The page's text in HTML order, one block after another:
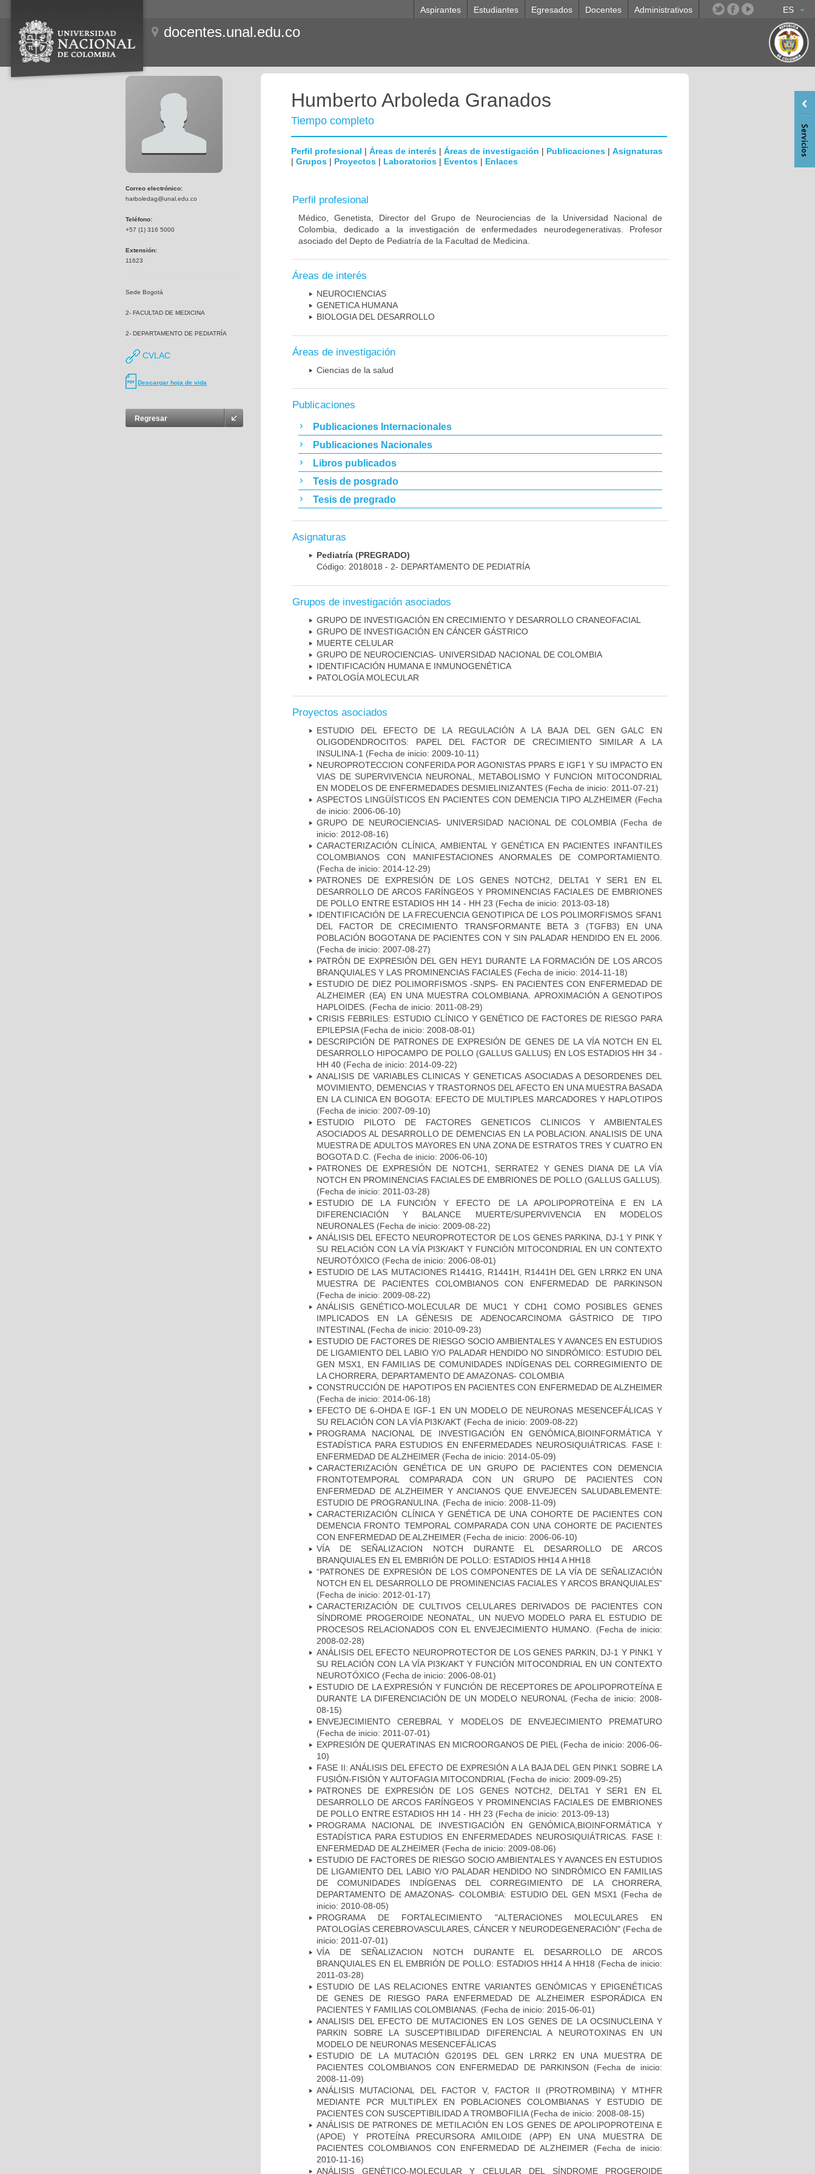
ES
Aspirantes Estudiantes Egresados Docentes Administrativos
docentes.unal.edu.co
Correo electrónico:
harboledag@unal.edu.co
Teléfono:
+57 (1) 316 5000
Extensión:
11623
Sede Bogotá
2- FACULTAD DE MEDICINA
2- DEPARTAMENTO DE PEDIATRÍA
CVLAC
Descargar hoja de vida
Regresar
Humberto Arboleda Granados
Tiempo completo
Perfil profesional | Áreas de interés | Áreas de investigación | Publicaciones | Asignaturas
| Grupos | Proyectos | Laboratorios | Eventos | Enlaces
Perfil profesional
Médico, Genetista, Director del Grupo de Neurociencias de la Universidad Nacional de
Colombia, dedicado a la investigación de enfermedades neurodegenerativas. Profesor
asociado del Depto de Pediatría de la Facultad de Medicina.
Áreas de interés
NEUROCIENCIAS
GENETICA HUMANA
BIOLOGIA DEL DESARROLLO
Áreas de investigación
Ciencias de la salud
Publicaciones
Publicaciones Internacionales
Publicaciones Nacionales
Libros publicados
Tesis de posgrado
Tesis de pregrado
Asignaturas
Pediatría (PREGRADO)
Código: 2018018 - 2- DEPARTAMENTO DE PEDIATRÍA
Grupos de investigación asociados
GRUPO DE INVESTIGACIÓN EN CRECIMIENTO Y DESARROLLO CRANEOFACIAL
GRUPO DE INVESTIGACIÓN EN CÁNCER GÁSTRICO
MUERTE CELULAR
GRUPO DE NEUROCIENCIAS- UNIVERSIDAD NACIONAL DE COLOMBIA
IDENTIFICACIÓN HUMANA E INMUNOGENÉTICA
PATOLOGÍA MOLECULAR
Proyectos asociados
ESTUDIO DEL EFECTO DE LA REGULACIÓN A LA BAJA DEL GEN GALC EN
OLIGODENDROCITOS: PAPEL DEL FACTOR DE CRECIMIENTO SIMILAR A LA
INSULINA-1 (Fecha de inicio: 2009-10-11)
NEUROPROTECCION CONFERIDA POR AGONISTAS PPARS E IGF1 Y SU IMPACTO EN
VIAS DE SUPERVIVENCIA NEURONAL, METABOLISMO Y FUNCION MITOCONDRIAL
EN MODELOS DE ENFERMEDADES DESMIELINIZANTES (Fecha de inicio: 2011-07-21)
ASPECTOS LINGÜÍSTICOS EN PACIENTES CON DEMENCIA TIPO ALZHEIMER (Fecha
de inicio: 2006-06-10)
GRUPO DE NEUROCIENCIAS- UNIVERSIDAD NACIONAL DE COLOMBIA(Fecha de
inicio: 2012-08-16)
CARACTERIZACIÓN CLÍNICA, AMBIENTAL Y GENÉTICA EN PACIENTES INFANTILES
COLOMBIANOS CON MANIFESTACIONES ANORMALES DE COMPORTAMIENTO.
(Fecha de inicio: 2014-12-29)
PATRONES DE EXPRESIÓN DE LOS GENES NOTCH2, DELTA1 Y SER1 EN EL
DESARROLLO DE ARCOS FARÍNGEOS Y PROMINENCIAS FACIALES DE EMBRIONES
DE POLLO ENTRE ESTADIOS HH 14 - HH 23 (Fecha de inicio: 2013-03-18)
IDENTIFICACIÓN DE LA FRECUENCIA GENOTIPICA DE LOS POLIMORFISMOS SFAN1
DEL FACTOR DE CRECIMIENTO TRANSFORMANTE BETA 3 (TGFB3) EN UNA
POBLACIÓN BOGOTANA DE PACIENTES CON Y SIN PALADAR HENDIDO EN EL 2006.
(Fecha de inicio: 2007-08-27)
PATRÓN DE EXPRESIÓN DEL GEN HEY1 DURANTE LA FORMACIÓN DE LOS ARCOS
BRANQUIALES Y LAS PROMINENCIAS FACIALES (Fecha de inicio: 2014-11-18)
ESTUDIO DE DIEZ POLIMORFISMOS -SNPS- EN PACIENTES CON ENFERMEDAD DE
ALZHEIMER (EA) EN UNA MUESTRA COLOMBIANA. APROXIMACIÓN A GENOTIPOS
HAPLOIDES. (Fecha de inicio: 2011-08-29)
CRISIS FEBRILES: ESTUDIO CLÍNICO Y GENÉTICO DE FACTORES DE RIESGO PARA
EPILEPSIA(Fecha de inicio: 2008-08-01)
DESCRIPCIÓN DE PATRONES DE EXPRESIÓN DE GENES DE LA VÍA NOTCH EN EL
DESARROLLO HIPOCAMPO DE POLLO (GALLUS GALLUS) EN LOS ESTADIOS HH 34 -
HH 40 (Fecha de inicio: 2014-09-22)
ANALISIS DE VARIABLES CLINICAS Y GENETICAS ASOCIADAS A DESORDENES DEL
MOVIMIENTO, DEMENCIAS Y TRASTORNOS DEL AFECTO EN UNA MUESTRA BASADA
EN LA CLINICA EN BOGOTA: EFECTO DE MULTIPLES MARCADORES Y HAPLOTIPOS
(Fecha de inicio: 2007-09-10)
ESTUDIO PILOTO DE FACTORES GENETICOS CLINICOS Y AMBIENTALES
ASOCIADOS AL DESARROLLO DE DEMENCIAS EN LA POBLACION. ANALISIS DE UNA
MUESTRA DE ADULTOS MAYORES EN UNA ZONA DE ESTRATOS TRES Y CUATRO EN
BOGOTA D.C. (Fecha de inicio: 2006-06-10)
PATRONES DE EXPRESIÓN DE NOTCH1, SERRATE2 Y GENES DIANA DE LA VÍA
NOTCH EN PROMINENCIAS FACIALES DE EMBRIONES DE POLLO (GALLUS GALLUS).
(Fecha de inicio: 2011-03-28)
ESTUDIO DE LA FUNCIÓN Y EFECTO DE LA APOLIPOPROTEÍNA E EN LA
DIFERENCIACIÓN Y BALANCE MUERTE/SUPERVIVENCIA EN MODELOS
NEURONALES (Fecha de inicio: 2009-08-22)
ANÁLISIS DEL EFECTO NEUROPROTECTOR DE LOS GENES PARKINA, DJ-1 Y PINK Y
SU RELACIÓN CON LA VÍA PI3K/AKT Y FUNCIÓN MITOCONDRIAL EN UN CONTEXTO
NEUROTÓXICO (Fecha de inicio: 2006-08-01)
ESTUDIO DE LAS MUTACIONES R1441G, R1441H, R1441H DEL GEN LRRK2 EN UNA
MUESTRA DE PACIENTES COLOMBIANOS CON ENFERMEDAD DE PARKINSON
(Fecha de inicio: 2009-08-22)
ANÁLISIS GENÉTICO-MOLECULAR DE MUC1 Y CDH1 COMO POSIBLES GENES
IMPLICADOS EN LA GÉNESIS DE ADENOCARCINOMA GÁSTRICO DE TIPO
INTESTINAL (Fecha de inicio: 2010-09-23)
ESTUDIO DE FACTORES DE RIESGO SOCIO AMBIENTALES Y AVANCES EN ESTUDIOS
DE LIGAMIENTO DEL LABIO Y/O PALADAR HENDIDO NO SINDRÓMICO: ESTUDIO DEL
GEN MSX1, EN FAMILIAS DE COMUNIDADES INDÍGENAS DEL CORREGIMIENTO DE
LA CHORRERA, DEPARTAMENTO DE AMAZONAS- COLOMBIA
CONSTRUCCIÓN DE HAPOTIPOS EN PACIENTES CON ENFERMEDAD DE ALZHEIMER
(Fecha de inicio: 2014-06-18)
EFECTO DE 6-OHDA E IGF-1 EN UN MODELO DE NEURONAS MESENCEFÁLICAS Y
SU RELACIÓN CON LA VÍA PI3K/AKT (Fecha de inicio: 2009-08-22)
PROGRAMA NACIONAL DE INVESTIGACIÓN EN GENÓMICA,BIOINFORMÁTICA Y
ESTADÍSTICA PARA ESTUDIOS EN ENFERMEDADES NEUROSIQUIÁTRICAS. FASE I:
ENFERMEDAD DE ALZHEIMER (Fecha de inicio: 2014-05-09)
CARACTERIZACIÓN GENÉTICA DE UN GRUPO DE PACIENTES CON DEMENCIA
FRONTOTEMPORAL COMPARADA CON UN GRUPO DE PACIENTES CON
ENFERMEDAD DE ALZHEIMER Y ANCIANOS QUE ENVEJECEN SALUDABLEMENTE:
ESTUDIO DE PROGRANULINA. (Fecha de inicio: 2008-11-09)
CARACTERIZACIÓN CLÍNICA Y GENÉTICA DE UNA COHORTE DE PACIENTES CON
DEMENCIA FRONTO TEMPORAL COMPARADA CON UNA COHORTE DE PACIENTES
CON ENFERMEDAD DE ALZHEIMER (Fecha de inicio: 2006-06-10)
VÍA DE SEÑALIZACION NOTCH DURANTE EL DESARROLLO DE ARCOS
BRANQUIALES EN EL EMBRIÓN DE POLLO: ESTADIOS HH14 A HH18
“PATRONES DE EXPRESIÓN DE LOS COMPONENTES DE LA VÍA DE SEÑALIZACIÓN
NOTCH EN EL DESARROLLO DE PROMINENCIAS FACIALES Y ARCOS BRANQUIALES”
(Fecha de inicio: 2012-01-17)
CARACTERIZACIÓN DE CULTIVOS CELULARES DERIVADOS DE PACIENTES CON
SÍNDROME PROGEROIDE NEONATAL, UN NUEVO MODELO PARA EL ESTUDIO DE
PROCESOS RELACIONADOS CON EL ENVEJECIMIENTO HUMANO.
(Fecha de inicio:
2008-02-28)
ANÁLISIS DEL EFECTO NEUROPROTECTOR DE LOS GENES PARKIN, DJ-1 Y PINK1 Y
SU RELACIÓN CON LA VÍA PI3K/AKT Y FUNCIÓN MITOCONDRIAL EN UN CONTEXTO
NEUROTÓXICO (Fecha de inicio: 2006-08-01)
ESTUDIO DE LA EXPRESIÓN Y FUNCIÓN DE RECEPTORES DE APOLIPOPROTEÍNA E
DURANTE LA DIFERENCIACIÓN DE UN MODELO NEURONAL
(Fecha de inicio: 2008-
08-15)
ENVEJECIMIENTO CEREBRAL Y MODELOS DE ENVEJECIMIENTO PREMATURO
(Fecha de inicio: 2011-07-01)
EXPRESIÓN DE QUERATINAS EN MICROORGANOS DE PIEL (Fecha de inicio: 2006-06-
10)
FASE II: ANÁLISIS DEL EFECTO DE EXPRESIÓN A LA BAJA DEL GEN PINK1 SOBRE LA
FUSIÓN-FISIÓN Y AUTOFAGIA MITOCONDRIAL (Fecha de inicio: 2009-09-25)
PATRONES DE EXPRESIÓN DE LOS GENES NOTCH2, DELTA1 Y SER1 EN EL
DESARROLLO DE ARCOS FARÍNGEOS Y PROMINENCIAS FACIALES DE EMBRIONES
DE POLLO ENTRE ESTADIOS HH 14 - HH 23 (Fecha de inicio: 2013-09-13)
PROGRAMA NACIONAL DE INVESTIGACIÓN EN GENÓMICA,BIOINFORMÁTICA Y
ESTADÍSTICA PARA ESTUDIOS EN ENFERMEDADES NEUROSIQUIÁTRICAS. FASE I:
ENFERMEDAD DE ALZHEIMER (Fecha de inicio: 2009-08-06)
ESTUDIO DE FACTORES DE RIESGO SOCIO AMBIENTALES Y AVANCES EN ESTUDIOS
DE LIGAMIENTO DEL LABIO Y/O PALADAR HENDIDO NO SINDRÓMICO EN FAMILIAS
DE COMUNIDADES INDÍGENAS DEL CORREGIMIENTO DE LA CHORRERA,
DEPARTAMENTO DE AMAZONAS- COLOMBIA: ESTUDIO DEL GEN MSX1
(Fecha de
inicio: 2010-08-05)
PROGRAMA DE FORTALECIMIENTO "ALTERACIONES MOLECULARES EN
PATOLOGÍAS CEREBROVASCULARES, CÁNCER Y NEURODEGENERACIÓN" (Fecha de
inicio: 2011-07-01)
VÍA DE SEÑALIZACION NOTCH DURANTE EL DESARROLLO DE ARCOS
BRANQUIALES EN EL EMBRIÓN DE POLLO: ESTADIOS HH14 A HH18 (Fecha de inicio:
2011-03-28)
ESTUDIO DE LAS RELACIONES ENTRE VARIANTES GENÓMICAS Y EPIGENÉTICAS
DE GENES DE RIESGO PARA ENFERMEDAD DE ALZHEIMER ESPORÁDICA EN
PACIENTES Y FAMILIAS COLOMBIANAS. (Fecha de inicio: 2015-06-01)
ANALISIS DEL EFECTO DE MUTACIONES EN LOS GENES DE LA OCSINUCLEINA Y
PARKIN SOBRE LA SUSCEPTIBILIDAD DIFERENCIAL A NEUROTOXINAS EN UN
MODELO DE NEURONAS MESENCEFÁLICAS
ESTUDIO DE LA MUTACIÓN G2019S DEL GEN LRRK2 EN UNA MUESTRA DE
PACIENTES COLOMBIANOS CON ENFERMEDAD DE PARKINSON (Fecha de inicio:
2008-11-09)
ANÁLISIS MUTACIONAL DEL FACTOR V, FACTOR II (PROTROMBINA) Y MTHFR
MEDIANTE PCR MULTIPLEX EN POBLACIONES COLOMBIANAS Y ESTUDIO DE
PACIENTES CON SUSCEPTIBILIDAD A TROMBOFILIA(Fecha de inicio: 2008-08-15)
ANÁLISIS DE PATRONES DE METILACIÓN EN LOS GENES DE APOLIPOPROTEINA E
(APOE) Y PROTEÍNA PRECURSORA AMILOIDE (APP) EN UNA MUESTRA DE
PACIENTES COLOMBIANOS CON ENFERMEDAD DE ALZHEIMER (Fecha de inicio:
2010-11-16)
ANÁLISIS GENÉTICO-MOLECULAR Y CELULAR DEL SÍNDROME PROGEROIDE